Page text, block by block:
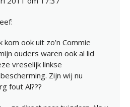
kom ook uit zo’n Commie
ouders waren ook al lid
vreselijk linkse
Zijn wij nu
fout Al???